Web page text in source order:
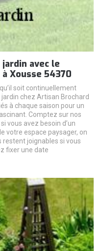
avec le
Xousse 54370
soit continuellement
chez Artisan Brochard
à chaque saison pour un
Comptez sur nos
vous avez besoin d’un
votre espace paysager, on
restent joignables si vous
fixer une date